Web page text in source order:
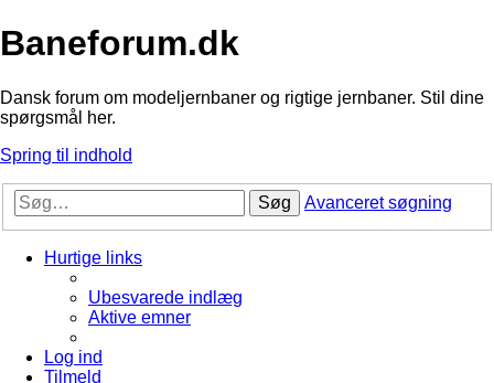
Baneforum.dk
Dansk forum om modeljernbaner og rigtige jernbaner. Stil dine
spørgsmål her.
Spring til indhold
Søg Avanceret søgning
Hurtige links
Ubesvarede indlæg
Aktive emner
Log ind
Tilmeld